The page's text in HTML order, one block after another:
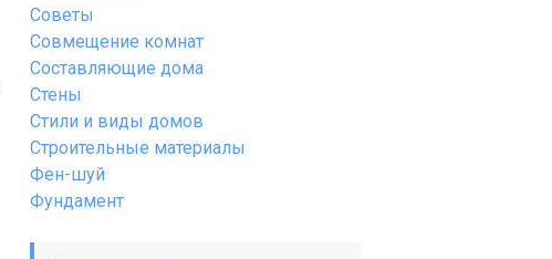
Советы
Совмещение комнат
Составляющие дома
Стены
Стили и виды домов
Строительные материалы
Фен-шуй
Фундамент